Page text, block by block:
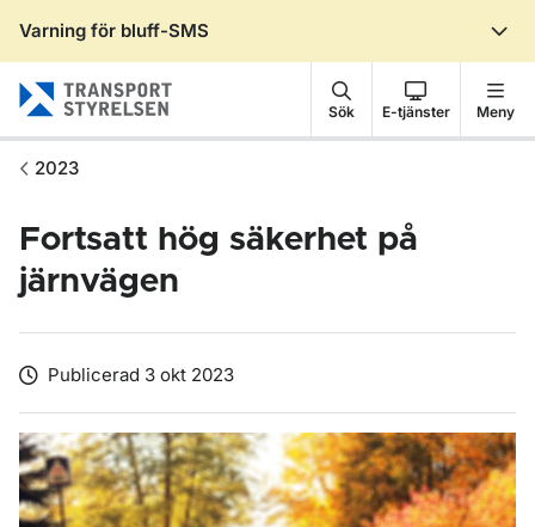
Varning för bluff-SMS
Sök E-tjänster Meny
2023
Fortsatt hög säkerhet på
järnvägen
Publicerad 3 okt 2023